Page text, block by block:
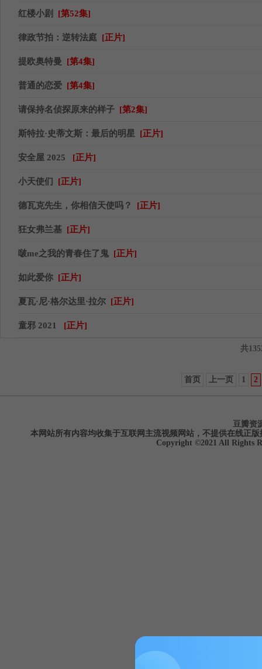
红楼小剧 [第52集]
律政节拍：逆转法庭 [正片]
提欧奥特曼 [第4集]
普通的恋爱 [第4集]
请保持名侦探原来的样子 [第2集]
斯特拉·史蒂文斯：最后的明星 [正片]
安全屋 2025 [正片]
小天使们 [正片]
德瓦克先生，你相信天使吗？ [正片]
狂女弗兰基 [正片]
啵me之我的青春住了鬼 [正片]
如此爱你 [正片]
夏瓦·尼·格尔达里·拉尔 [正片]
童邪 2021 [正片]
共
首页 上一页 1 2
豆瓣资
本网站所有内容均收集于互联网主流视频网站，不提供在线正
Copyright ©2021 All Rights